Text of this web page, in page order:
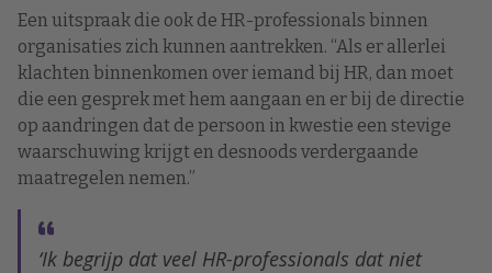
Een uitspraak die ook de HR-professionals binnen
organisaties zich kunnen aantrekken. “Als er allerlei
klachten binnenkomen over iemand bij HR, dan moet
die een gesprek met hem aangaan en er bij de directie
op aandringen dat de persoon in kwestie een stevige
waarschuwing krijgt en desnoods verdergaande
maatregelen nemen.”
‘Ik begrijp dat veel HR-professionals dat niet